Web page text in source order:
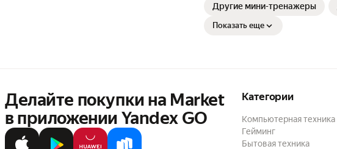
Другие мини-тренажеры
Показать еще
Делайте покупки на Market
в приложении Yandex GO
Категории
Компьютерная техника
Гейминг
Бытовая техника